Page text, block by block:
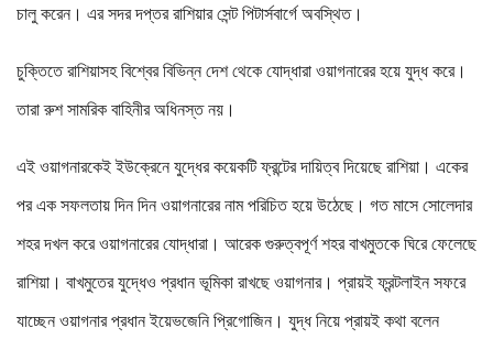
চালু করেন। এর সদর দপ্তর রাশিয়ার সেন্ট পিটার্সবার্গে অবস্থিত।
চুক্তিতে রাশিয়াসহ বিশ্বের বিভিন্ন দেশ থেকে যোদ্ধারা ওয়াগনারের হয়ে যুদ্ধ করে।
তারা রুশ সামরিক বাহিনীর অধিনস্ত নয়।
এই ওয়াগনারকেই ইউক্রেনে যুদ্ধের কয়েকটি ফ্রন্টের দায়িত্ব দিয়েছে রাশিয়া। একের
পর এক সফলতায় দিন দিন ওয়াগনারের নাম পরিচিত হয়ে উঠেছে। গত মাসে সোলেদার
শহর দখল করে ওয়াগনারের যোদ্ধারা। আরেক গুরুত্বপূর্ণ শহর বাখমুতকে ঘিরে ফেলেছে
রাশিয়া। বাখমুতের যুদ্ধেও প্রধান ভূমিকা রাখছে ওয়াগনার। প্রায়ই ফ্রন্টলাইন সফরে
যাচ্ছেন ওয়াগনার প্রধান ইয়েভজেনি প্রিগোজিন। যুদ্ধ নিয়ে প্রায়ই কথা বলেন